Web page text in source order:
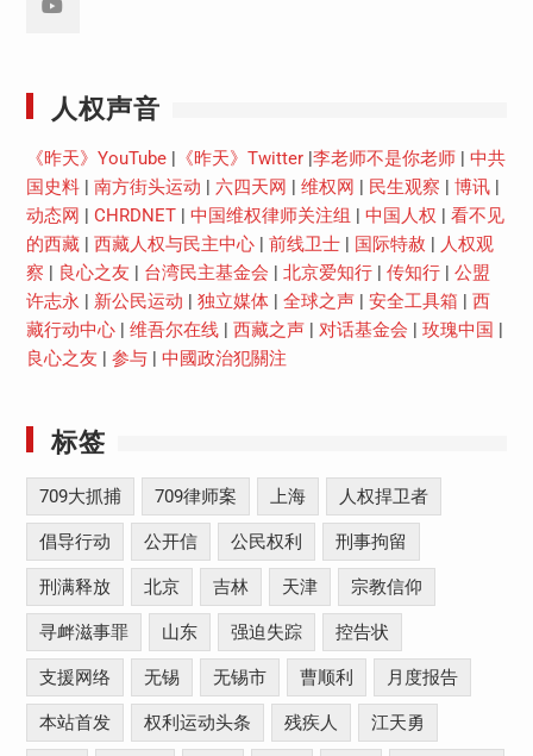
人权声音
《昨天》YouTube| 《昨天》Twitter| 李老师不是你老师| 中共
国史料| 南方街头运动 六四天网 维权网 民生观察 博讯|
动态网
CHRDNET| 中国维权律师关注组 中国人权
看不见
的西藏| 西藏人权与民主中心| 前线卫士| 国际特赦
人权观
察
良心之友 台湾民主基金会 北京爱知行| 传知行| 公盟
许志永
新公民运动 独立媒体| 全球之声| 安全工具箱
西
藏行动中心| 维吾尔在线| 西藏之声| 对话基金会 玫瑰中国
良心之友
参与| 中國政治犯關注
标签
709大抓捕 709律师案 上海 人权捍卫者
倡导行动 公开信 公民权利 刑事拘留
刑满释放 北京 吉林 天津 宗教信仰
寻衅滋事罪 山东 强迫失踪 控告状
支援网络 无锡 无锡市 曹顺利 月度报告
本站首发 权利运动头条 残疾人 江天勇